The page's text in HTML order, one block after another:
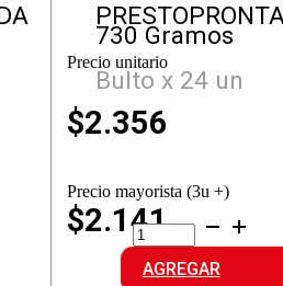
730 Gramos
Bulto x 24 un
Precio unitario
$2.356
Precio mayorista (3u +)
$2.141PRESTOPRONTA
C.RAPIDA
cantidad
AGREGAR